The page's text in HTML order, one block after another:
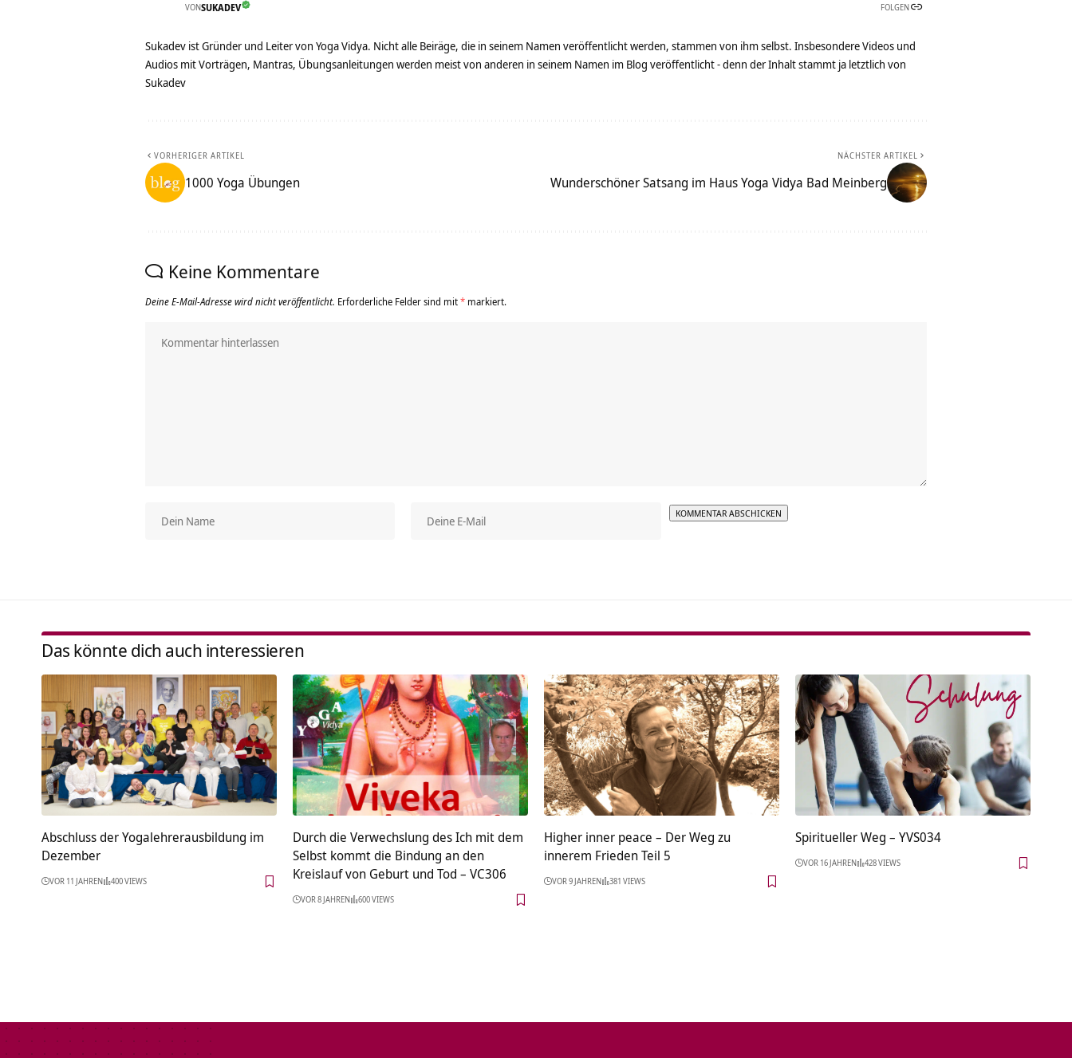
VONSUKADEV FOLGEN
Sukadev ist Gründer und Leiter von Yoga Vidya. Nicht alle Beiräge, die in seinem Namen veröffentlicht werden, stammen von ihm selbst. Insbesondere Videos und
Audios mit Vorträgen, Mantras, Übungsanleitungen werden meist von anderen in seinem Namen im Blog veröffentlicht - denn der Inhalt stammt ja letztlich von
Sukadev
VORHERIGER ARTIKEL
1000 Yoga Übungen
NÄCHSTER ARTIKEL
Wunderschöner Satsang im Haus Yoga Vidya Bad Meinberg
Keine Kommentare
Deine E-Mail-Adresse wird nicht veröffentlicht. Erforderliche Felder sind mit* markiert.
Das könnte dich auch interessieren
Abschluss der Yogalehrerausbildung im
Dezember
VOR 11 JAHREN 400 VIEWS
Durch die Verwechslung des Ich mit dem
Selbst kommt die Bindung an den
Kreislauf von Geburt und Tod – VC306
VOR 8 JAHREN 600 VIEWS
Higher inner peace – Der Weg zu
innerem Frieden Teil 5
VOR 9 JAHREN 381 VIEWS
Spiritueller Weg – YVS034
VOR 16 JAHREN 428 VIEWS